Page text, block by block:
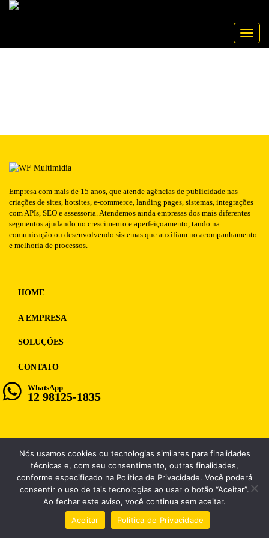
Empresa com mais de 15 anos, que atende agências de publicidade nas
criações de sites, hotsites, e-commerce, landing pages, sistemas, integrações
com APIs, SEO e assessoria. Atendemos ainda empresas dos mais diferentes
segmentos ajudando no crescimento e aperfeiçoamento, tando na
comunicação ou desenvolvendo sistemas que auxiliam no acompanhamento
e melhoria de processos.
HOME
A EMPRESA
SOLUÇÕES
CONTATO
WhatsApp
12 98125-1835
WF MULTIMIDIA, CNPJ: 12.028.859/0001-98
Nós usamos cookies ou tecnologias similares para finalidades
técnicas e, com seu consentimento, outras finalidades,
conforme especificado na Politica de Privacidade. Você poderá
consentir o uso de tais tecnologias ao usar o botão “Aceitar”.
Ao fechar este aviso, você continua sem aceitar.
Aceitar
Politica de Privacidade